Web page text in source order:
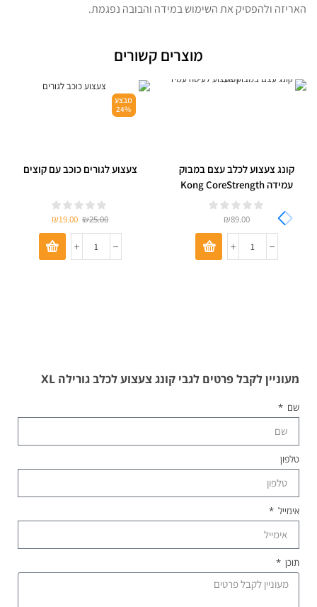
האריזה ולהפסיק את השימוש במידה והבובה נפגמת.
מוצרים קשורים
קונג צעצוע לכלב עצם במבוק
עמידה Kong CoreStrength
₪89.00
מבצע
24%
צעצוע לגורים כוכב עם קוצים
₪25.00
₪19.00
מעוניין לקבל פרטים לגבי קונג צעצוע לכלב גורילה XL
שם
טלפון
אימייל
תוכן